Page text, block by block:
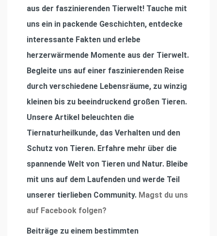
aus der faszinierenden Tierwelt! Tauche mit
uns ein in packende Geschichten, entdecke
interessante Fakten und erlebe
herzerwärmende Momente aus der Tierwelt.
Begleite uns auf einer faszinierenden Reise
durch verschiedene Lebensräume, zu winzig
kleinen bis zu beeindruckend großen Tieren.
Unsere Artikel beleuchten die
Tiernaturheilkunde, das Verhalten und den
Schutz von Tieren. Erfahre mehr über die
spannende Welt von Tieren und Natur. Bleibe
mit uns auf dem Laufenden und werde Teil
unserer tierlieben Community. Magst du uns
auf Facebook folgen?
Beiträge zu einem bestimmten